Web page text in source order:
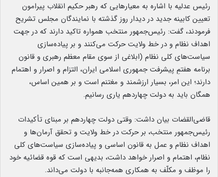
رئیس عدلیه با اشاره به معیارهایی که رهبر حکیم انقلاب پیرامون
تعیین کابینه جدید در دیدار روز گذشته با نمایندگان مجلس تشریح
فرمودند، گفت: رئیس‌جمهور منتخب همواره تاکید دارند که در جهت
اهداف نظام و در خط ولایت حرکت می‌کنند و بر پیاده‌سازی
سیاست‌های کلی نظام (ابلاغی از سوی مقام معظم رهبری و قانون
برنامه هفتمِ پیشرفت جمهوری اسلامی ایران، التزام و اصرار و اهتمام
دارند؛ این امر، بسیار ارزشمند و مغتنم است و بر همین اساس،
همگان باید به دولت چهاردهم یاری رسانیم.
قاضی‌القضات بیان داشت: وقتی دولت چهاردهم بر مبنای تأکیدات
رئیس‌جمهور منتخب، بر حرکت در خط ولایت و تحقق آرمان‌ها و
اهداف نظام و عمل به قانون اساسی و پیاده‌سازی سیاست‌های کلی
نظام، اهتمام و اصرار خواهد داشت، بدیهی است که قوه قضائیه خود
را موظف و مکلّف به همکاری همه‌جانبه با دولت می‌داند.